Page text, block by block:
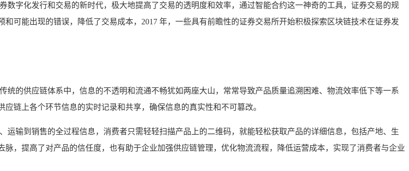
数字化发行和交易的新时代，极大地提高了交易的透明度和效率，通过智能合约这一神奇的工具，证券交易的规
可能出现的错误，降低了交易成本，2017 年，一些具有前瞻性的证券交易所开始积极探索区块链技术在证券发
统的供应链体系中，信息的不透明和流通不畅犹如两座大山，常常导致产品质量追溯困难、物流效率低下等一系
链上各个环节信息的实时记录和共享，确保信息的真实性和不可篡改。
运输到销售的全过程信息，消费者只需轻轻扫描产品上的二维码，就能轻松获取产品的详细信息，包括产地、生
，提高了对产品的信任度，也有助于企业加强供应链管理，优化物流流程，降低运营成本，实现了消费者与企业